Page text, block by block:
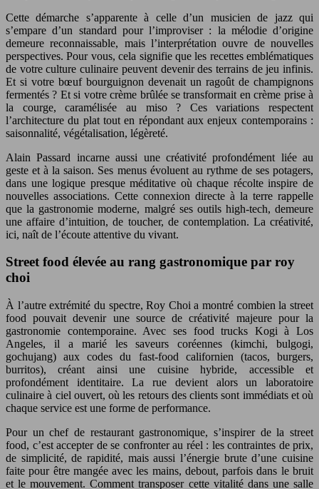
Cette démarche s’apparente à celle d’un musicien de jazz qui
s’empare d’un standard pour l’improviser : la mélodie d’origine
demeure reconnaissable, mais l’interprétation ouvre de nouvelles
perspectives. Pour vous, cela signifie que les recettes emblématiques
de votre culture culinaire peuvent devenir des terrains de jeu infinis.
Et si votre bœuf bourguignon devenait un ragoût de champignons
fermentés ? Et si votre crème brûlée se transformait en crème prise à
la courge, caramélisée au miso ? Ces variations respectent
l’architecture du plat tout en répondant aux enjeux contemporains :
saisonnalité, végétalisation, légèreté.
Alain Passard incarne aussi une créativité profondément liée au
geste et à la saison. Ses menus évoluent au rythme de ses potagers,
dans une logique presque méditative où chaque récolte inspire de
nouvelles associations. Cette connexion directe à la terre rappelle
que la gastronomie moderne, malgré ses outils high-tech, demeure
une affaire d’intuition, de toucher, de contemplation. La créativité,
ici, naît de l’écoute attentive du vivant.
Street food élevée au rang gastronomique par roy
choi
À l’autre extrémité du spectre, Roy Choi a montré combien la street
food pouvait devenir une source de créativité majeure pour la
gastronomie contemporaine. Avec ses food trucks Kogi à Los
Angeles, il a marié les saveurs coréennes (kimchi, bulgogi,
gochujang) aux codes du fast-food californien (tacos, burgers,
burritos), créant ainsi une cuisine hybride, accessible et
profondément identitaire. La rue devient alors un laboratoire
culinaire à ciel ouvert, où les retours des clients sont immédiats et où
chaque service est une forme de performance.
Pour un chef de restaurant gastronomique, s’inspirer de la street
food, c’est accepter de se confronter au réel : les contraintes de prix,
de simplicité, de rapidité, mais aussi l’énergie brute d’une cuisine
faite pour être mangée avec les mains, debout, parfois dans le bruit
et le mouvement. Comment transposer cette vitalité dans une salle